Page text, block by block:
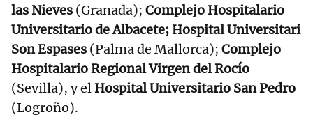
las Nieves (Granada); Complejo Hospitalario
Universitario de Albacete; Hospital Universitari
Son Espases (Palma de Mallorca); Complejo
Hospitalario Regional Virgen del Rocío
(Sevilla), y el Hospital Universitario San Pedro
(Logroño).